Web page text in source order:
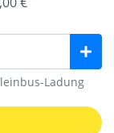
Ladung